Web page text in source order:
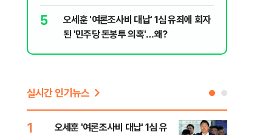
5
오세훈 '여론조사비 대납' 1심 유죄에 회자
된 '민주당 돈봉투 의혹'…왜?
실시간 인기뉴스
1
오세훈 '여론조사비 대납' 1심 유